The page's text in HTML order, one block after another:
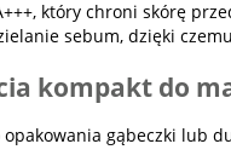
który chroni skórę
sebum, dzięki
kompakt do
gąbeczki lub